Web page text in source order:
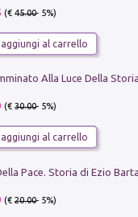
(€45.00- 5%)
aggiungi al carrello
(€30.00- 5%)
aggiungi al carrello
(€20.00- 5%)